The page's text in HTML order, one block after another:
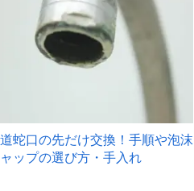
蛇口の先だけ交換！手順や泡沫
ップの選び方・手入れ